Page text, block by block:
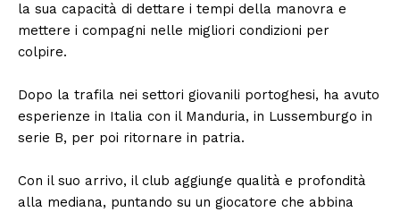
la sua capacità di dettare i tempi della manovra e
mettere i compagni nelle migliori condizioni per
colpire.
Dopo la trafila nei settori giovanili portoghesi, ha avuto
esperienze in Italia con il Manduria, in Lussemburgo in
serie B, per poi ritornare in patria.
Con il suo arrivo, il club aggiunge qualità e profondità
alla mediana, puntando su un giocatore che abbina